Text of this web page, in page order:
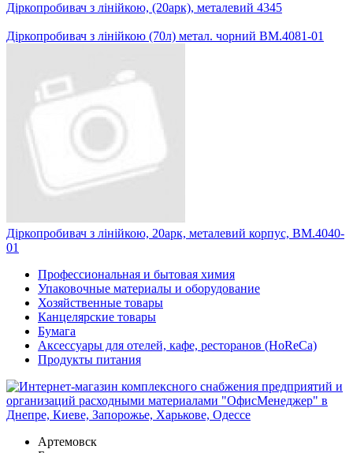
Діркопробивач з лінійкою, (20арк), металевий 4345
Діркопробивач з лінійкою (70л) метал. чорний BM.4081-01
Діркопробивач з лінійкою, 20арк, металевий корпус, BM.4040-
01
Профессиональная и бытовая химия
Упаковочные материалы и оборудование
Хозяйственные товары
Канцелярские товары
Бумага
Аксессуары для отелей, кафе, ресторанов (HoReCa)
Продукты питания
Артемовск